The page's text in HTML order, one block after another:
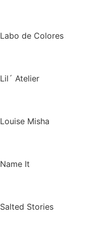
Labo de Colores
Lil´ Atelier
Louise Misha
Name It
Salted Stories